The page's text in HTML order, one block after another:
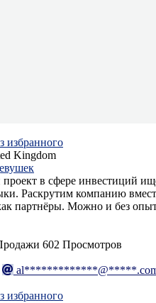
избранного
Kingdom
в сфере инвестиций
Раскрутим компанию
партнёры. Можно и без
602 Просмотров
избранного